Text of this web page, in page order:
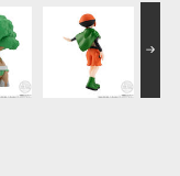
サンリオキャラクタ
キャラデコ